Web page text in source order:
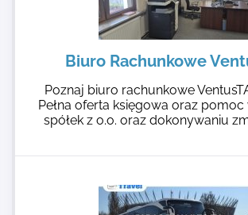
Biuro Rachunkowe
Poznaj biuro rachunkowe
Pełna oferta księgowa oraz
spółek z o.o. oraz dokonywaniu